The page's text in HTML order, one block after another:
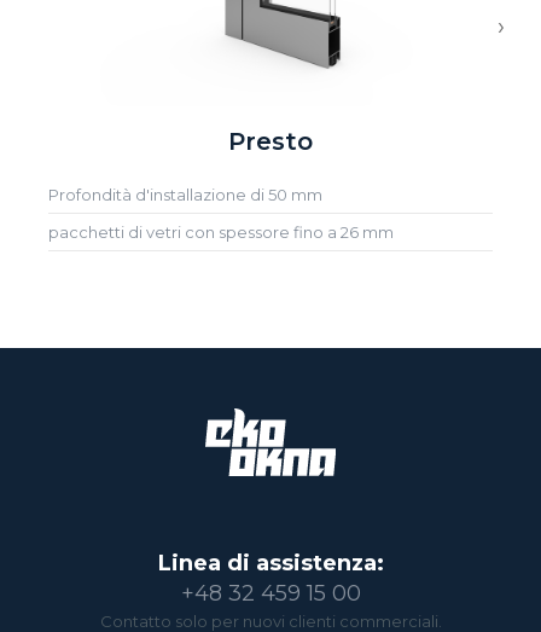
Presto
Profondità d'installazione di 50 mm
pacchetti di vetri con spessore fino a 26 mm
›
Linea di assistenza:
+48 32 459 15 00
Contatto solo per nuovi clienti commerciali.